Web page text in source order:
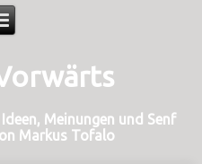
Meinungen und Senf
Markus Tofalo